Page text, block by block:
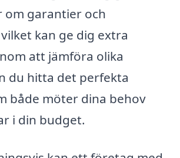
om garantier och
kan ge dig extra
att jämföra olika
du hitta det perfekta
både möter dina behov
i din budget.